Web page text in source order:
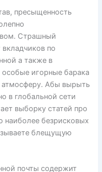
пресыщенность
Страшный
вкладчиков по
а также в
игорные барака
Абы вырыть
в глобальной сети
выборку статей про
наиболее безрисковых
блещущую
почты содержит